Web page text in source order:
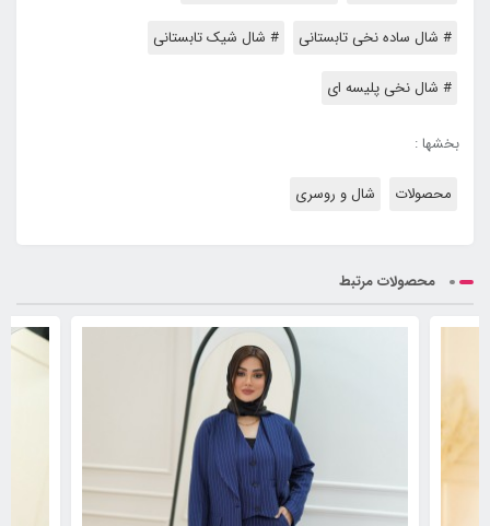
# شال ساده نخی تابستانی # شال شیک تابستانی
# شال نخی پلیسه ای
بخشها :
محصولات شال و روسری
محصولات مرتبط